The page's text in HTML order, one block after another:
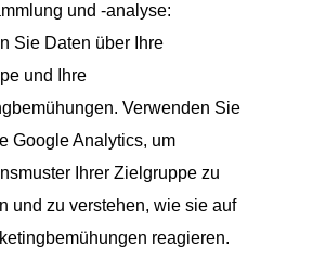
und -analyse:
Sie Daten über Ihre
und Ihre
Verwenden Sie
Google Analytics, um
Ihrer Zielgruppe zu
und zu verstehen, wie sie auf
reagieren.